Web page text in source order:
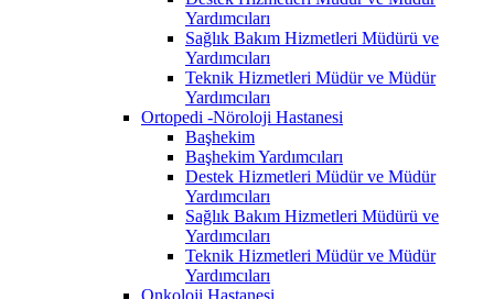
Yardımcıları
Sağlık Bakım Hizmetleri Müdürü ve
Yardımcıları
Teknik Hizmetleri Müdür ve Müdür
Yardımcıları
Ortopedi -Nöroloji Hastanesi
Başhekim
Başhekim Yardımcıları
Destek Hizmetleri Müdür ve Müdür
Yardımcıları
Sağlık Bakım Hizmetleri Müdürü ve
Yardımcıları
Teknik Hizmetleri Müdür ve Müdür
Yardımcıları
Onkoloji Hastanesi